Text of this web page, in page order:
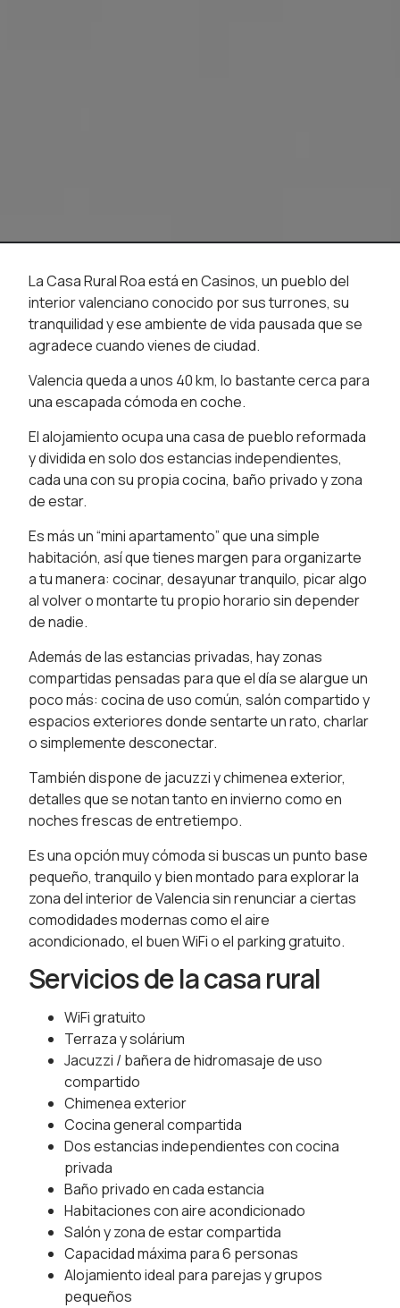
La Casa Rural Roa está en Casinos, un pueblo del
interior valenciano conocido por sus turrones, su
tranquilidad y ese ambiente de vida pausada que se
agradece cuando vienes de ciudad.
Valencia queda a unos 40 km, lo bastante cerca para
una escapada cómoda en coche.
El alojamiento ocupa una casa de pueblo reformada
y dividida en solo dos estancias independientes,
cada una con su propia cocina, baño privado y zona
de estar.
Es más un “mini apartamento” que una simple
habitación, así que tienes margen para organizarte
a tu manera: cocinar, desayunar tranquilo, picar algo
al volver o montarte tu propio horario sin depender
de nadie.
Además de las estancias privadas, hay zonas
compartidas pensadas para que el día se alargue un
poco más: cocina de uso común, salón compartido y
espacios exteriores donde sentarte un rato, charlar
o simplemente desconectar.
También dispone de jacuzzi y chimenea exterior,
detalles que se notan tanto en invierno como en
noches frescas de entretiempo.
Es una opción muy cómoda si buscas un punto base
pequeño, tranquilo y bien montado para explorar la
zona del interior de Valencia sin renunciar a ciertas
comodidades modernas como el aire
acondicionado, el buen WiFi o el parking gratuito.
Servicios de la casa rural
WiFi gratuito
Terraza y solárium
Jacuzzi / bañera de hidromasaje de uso
compartido
Chimenea exterior
Cocina general compartida
Dos estancias independientes con cocina
privada
Baño privado en cada estancia
Habitaciones con aire acondicionado
Salón y zona de estar compartida
Capacidad máxima para 6 personas
Alojamiento ideal para parejas y grupos
pequeños